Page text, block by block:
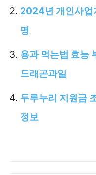
2024년 개인사업
명
용과 먹는법 효능
드래곤과일
두루누리 지원금
정보